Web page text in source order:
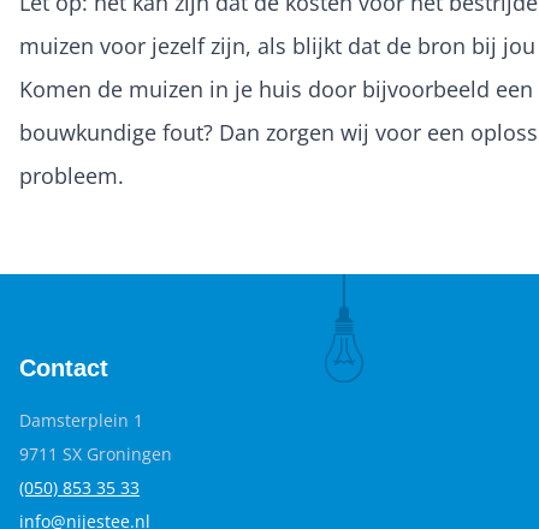
muizen voor jezelf zijn, als blijkt dat de bron bij
Komen de muizen in je huis door bijvoorbeeld een
bouwkundige fout? Dan zorgen wij voor een
probleem.
Contact
Damsterplein 1
9711 SX Groningen
(050) 853 35 33
info@nijestee.nl